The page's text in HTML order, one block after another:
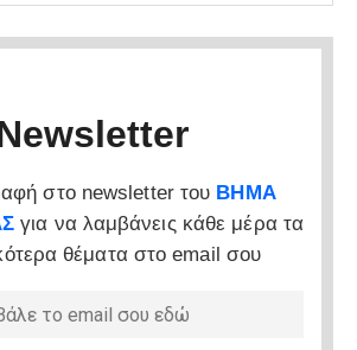
στο newsletter του ΒΗΜΑ
για να λαμβάνεις κάθε μέρα τα
θέματα στο email σου